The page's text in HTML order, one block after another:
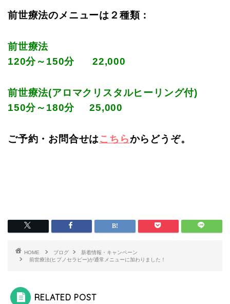
前世療法のメニューは２種類：
前世療法
120分～ 150分 22,000
前世療法(アロマクリスタルヒーリング付)
150分～180分 25,000
ご予約・お問合せはこちらからどうぞ。
HOME ブログ
新着情報・キャンペーン
前世療法(ヒプノセラピー)が通常メニューに加わりました！
RELATED POST